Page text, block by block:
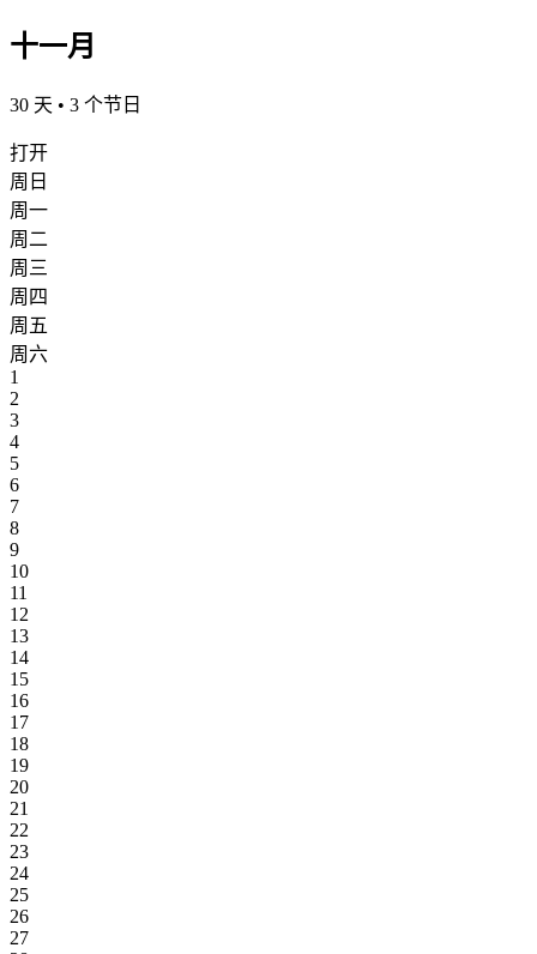
十一月
30 天 • 3 个节日
打开
周日
周一
周二
周三
周四
周五
周六
1
2
3
4
5
6
7
8
9
10
11
12
13
14
15
16
17
18
19
20
21
22
23
24
25
26
27